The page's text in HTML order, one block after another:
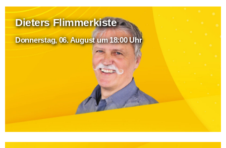
Dieters Flimmerkiste
Donnerstag, 06. August um 18:00 Uhr